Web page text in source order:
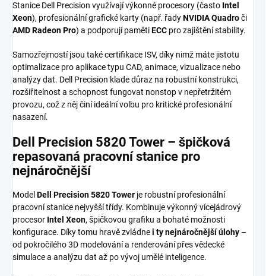
Stanice Dell Precision využívají výkonné procesory (často Intel
Xeon), profesionální grafické karty (např. řadyNVIDIA Quadroči
AMD Radeon Pro) a podporují pamětiECC pro zajištění stability.
Samozřejmostí jsou také certifikace ISV, díky nimž máte jistotu
optimalizace pro aplikace typu CAD, animace, vizualizace nebo
analýzy dat. Dell Precision klade důraz na robustní konstrukci,
rozšiřitelnost a schopnost fungovat nonstop v nepřetržitém
provozu, což z něj činí ideální volbu pro kritické profesionální
nasazení.
Dell Precision 5820 Tower – špičková
repasovaná pracovní stanice pro
nejnáročnější
Model Dell Precision 5820 Tower je robustní profesionální
pracovní stanice nejvyšší třídy. Kombinuje výkonný vícejádrový
procesor Intel Xeon, špičkovou grafiku a bohaté možnosti
konfigurace. Díky tomu hravě zvládnei ty nejnáročnější úlohy –
od pokročilého 3D modelování a renderování přes vědecké
simulace a analýzu dat až po vývoj umělé inteligence.